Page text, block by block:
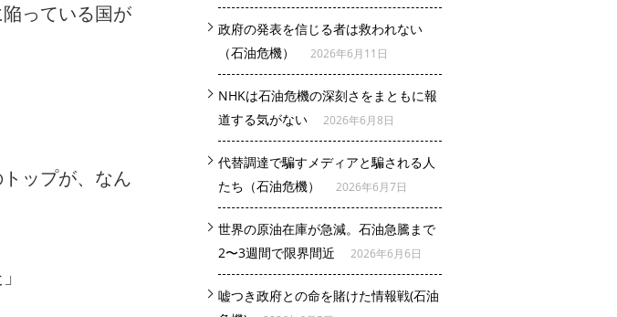
っている国が
ップが、なん
政府の発表を信じる者は救われない
（石油危機）
2026年6月11日
NHKは石油危機の深刻さをまともに報
道する気がない
2026年6月8日
代替調達で騙すメディアと騙される人
たち（石油危機）
2026年6月7日
世界の原油在庫が急減。石油急騰まで
2〜3週間で限界間近
2026年6月6日
嘘つき政府との命を賭けた情報戦(石油